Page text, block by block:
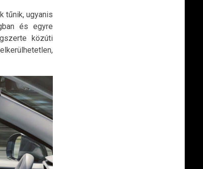
tűnik, ugyanis
és egyre
közúti